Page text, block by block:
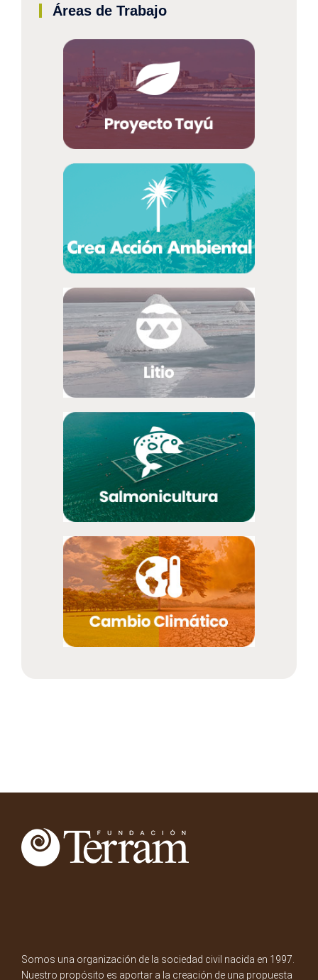
Áreas de Trabajo
Somos una organización de la sociedad civil nacida en 1997.
Nuestro propósito es aportar a la creación de una propuesta